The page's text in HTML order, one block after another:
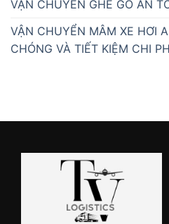
VẬN CHUYỂN GHẾ GỖ AN
VẬN CHUYỂN MÂM XE HƠI
CHÓNG VÀ TIẾT KIỆM CHI